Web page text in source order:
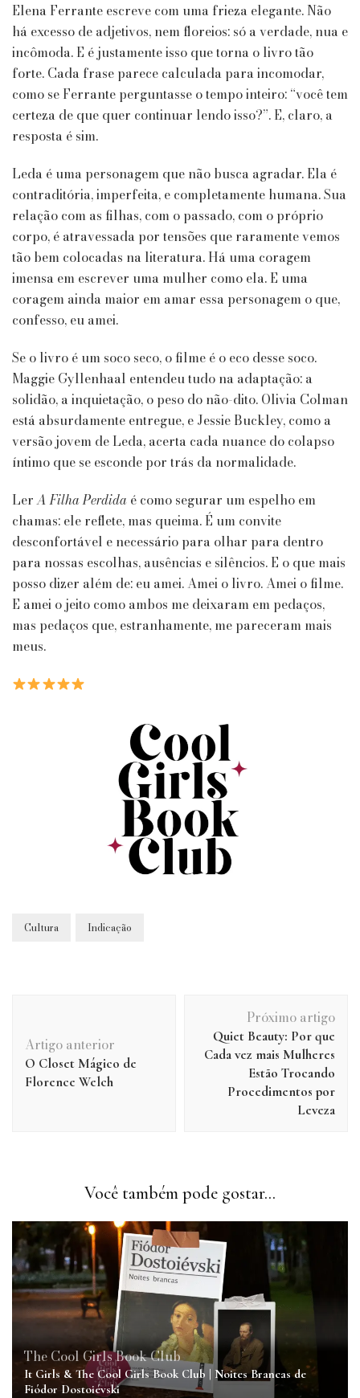
Elena Ferrante escreve com uma frieza elegante. Não
há excesso de adjetivos, nem floreios: só a verdade, nua e
incômoda. E é justamente isso que torna o livro tão
forte. Cada frase parece calculada para incomodar,
como se Ferrante perguntasse o tempo inteiro: “você tem
certeza de que quer continuar lendo isso?”. E, claro, a
resposta é sim.
Leda é uma personagem que não busca agradar. Ela é
contraditória, imperfeita, e completamente humana. Sua
relação com as filhas, com o passado, com o próprio
corpo, é atravessada por tensões que raramente vemos
tão bem colocadas na literatura. Há uma coragem
imensa em escrever uma mulher como ela. E uma
coragem ainda maior em amar essa personagem o que,
confesso, eu amei.
Se o livro é um soco seco, o filme é o eco desse soco.
Maggie Gyllenhaal entendeu tudo na adaptação: a
solidão, a inquietação, o peso do não-dito. Olivia Colman
está absurdamente entregue, e Jessie Buckley, como a
versão jovem de Leda, acerta cada nuance do colapso
íntimo que se esconde por trás da normalidade.
LerA Filha Perdida é como segurar um espelho em
chamas: ele reflete, mas queima. É um convite
desconfortável e necessário para olhar para dentro
para nossas escolhas, ausências e silêncios. E o que mais
posso dizer além de: eu amei. Amei o livro. Amei o filme.
E amei o jeito como ambos me deixaram em pedaços,
mas pedaços que, estranhamente, me pareceram mais
meus.
Cultura Indicação
post
Artigo anterior
O Closet Mágico de
Florence Welch
Próximo artigo
Quiet Beauty: Por que
Cada vez mais Mulheres
Estão Trocando
Procedimentos por
Leveza
Você também pode gostar...
The Cool Girls Book Club
It Girls & The Cool Girls Book Club | Noites Brancas de
Fiódor Dostoiévski